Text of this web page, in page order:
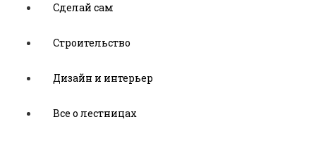
Сделай сам
Строительство
Дизайн и интерьер
Все о лестницах